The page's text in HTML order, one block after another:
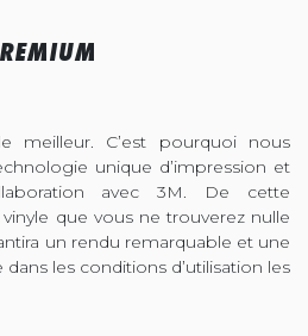
meilleur. C’est pourquoi nous
unique d’impression et
avec 3M. De cette
que vous ne trouverez nulle
un rendu remarquable et une
les conditions d’utilisation les